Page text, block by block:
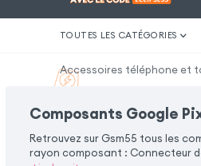
TOUTES LES CATÉGORIES
Accessoires téléphone et
Composants Google
Retrouvez sur Gsm55 tous les
rayon composant : Connecteur